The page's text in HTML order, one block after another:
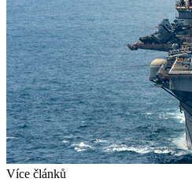
Více článků